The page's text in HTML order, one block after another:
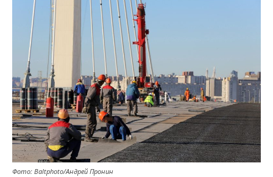
Фото: Baltphoto/Андрей Пронин